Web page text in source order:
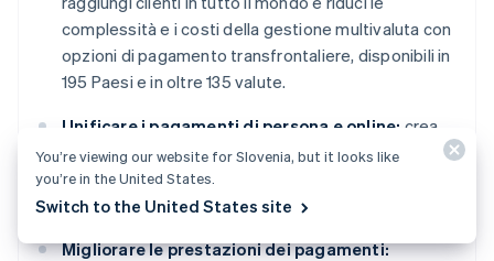
complessità e i costi della gestione multivaluta con
opzioni di pagamento transfrontaliere, disponibili in
195 Paesi e in oltre 135 valute.
Unificare i pagamenti di persona e online: crea
un'esperienza di commercio unificato su canali
online e di persona per personalizzare le interazioni,
premiare la fedeltà e aumentare i ricavi.
Migliorare le prestazioni dei pagamenti:
You’re viewing our website for Slovenia, but it looks like
you’re in the United States.
Switch to the United States site